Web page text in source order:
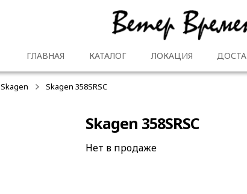
ГЛАВНАЯ КАТАЛОГ ЛОКАЦИЯ
Skagen Skagen 358SRSC
Skagen 358SRSC
Нет в продаже